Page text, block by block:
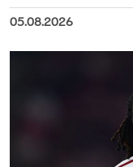
05.08.2026